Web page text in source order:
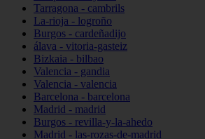
Tarragona - cambrils
La-rioja - logroño
Burgos - cardeñadijo
álava - vitoria-gasteiz
Bizkaia - bilbao
Valencia - gandia
Valencia - valencia
Barcelona - barcelona
Madrid - madrid
Burgos - revilla-y-la-ahedo
Madrid - las-rozas-de-madrid